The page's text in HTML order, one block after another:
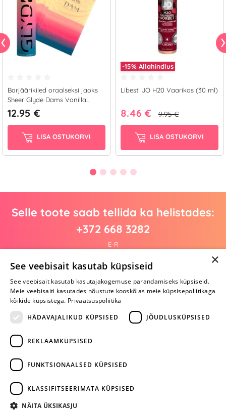
Barjäärikiled oraalseksi jaoks
Sheer Glyde Dams Vanilla...
12.95 €
LISA OSTUKORVI
-15% Allahindlus
Libesti JO H20 Vaarikas (30 ml)
8.46 € 9.95 €
LISA OSTUKORVI
Selle toote saab tellida ka helistades:
+372 668 3282
E-R
Arvustusi veel pole
Ole esimene!
Kirjuta arvustus ja SAA KINGITUS!
+372 668 3282
info@yesyes.ee
×
See veebisait kasutab küpsiseid
See veebisait kasutab kasutajakogemuse parandamiseks küpsiseid.
Meie veebisaiti kasutades nõustute kooskõlas meie küpsisepoliitikaga
kõikide küpsistega. Privaatsuspoliitika
HÄDAVAJALIKUD KÜPSISED
JÕUDLUSKÜPSISED
REKLAAMKÜPSISED
FUNKTSIONAALSED KÜPSISED
KLASSIFITSEERIMATA KÜPSISED
NÄITA ÜKSIKASJU